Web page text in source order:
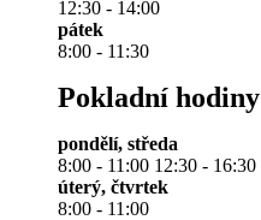
12:30 - 14:00
pátek
8:00 - 11:30
Pokladní hodiny
pondělí, středa
8:00 - 11:00 12:30 - 16:30
úterý, čtvrtek
8:00 - 11:00